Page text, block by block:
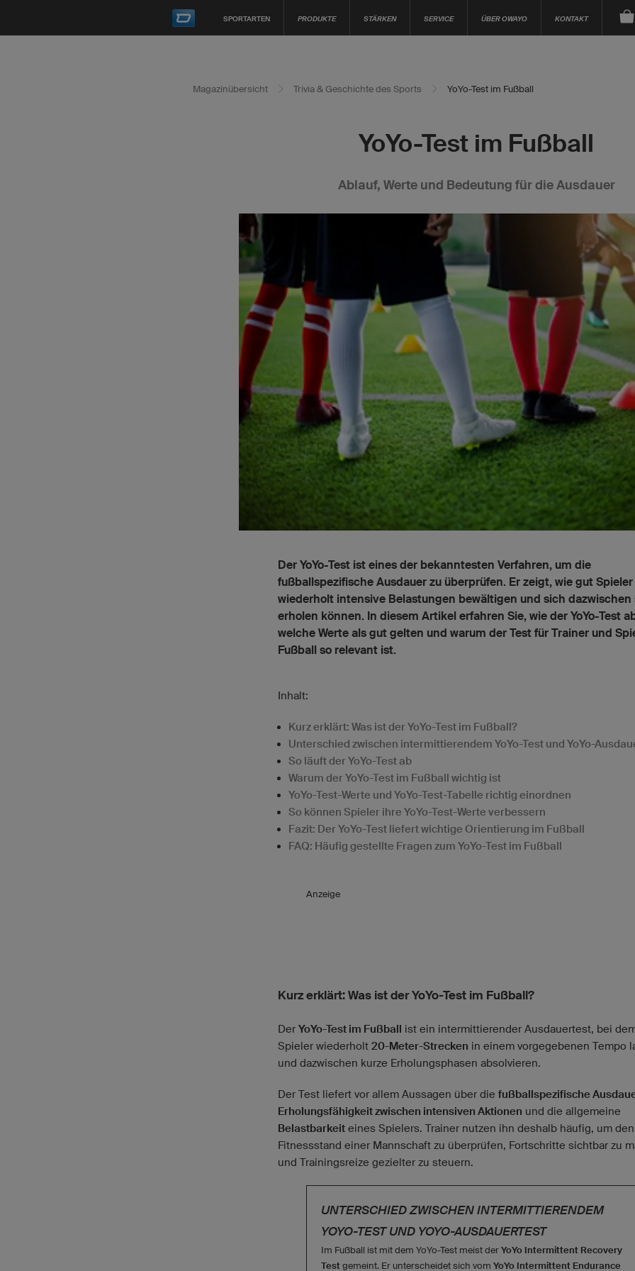
SPORTARTEN PRODUKTE STÄRKEN SERVICE ÜBER OWAYO KONTAKT
Magazinübersicht Trivia & Geschichte des Sports YoYo-Test im Fußball
YoYo-Test im Fußball
Ablauf, Werte und Bedeutung für die Ausdauer
Der YoYo-Test ist eines der bekanntesten Verfahren, um die
fußballspezifische Ausdauer zu überprüfen. Er zeigt, wie gut Spieler
wiederholt intensive Belastungen bewältigen und sich dazwischen
erholen können. In diesem Artikel erfahren Sie, wie der YoYo-Test
welche Werte als gut gelten und warum der Test für Trainer und
Fußball so relevant ist.
Inhalt:
Kurz erklärt: Was ist der YoYo-Test im Fußball?
Unterschied zwischen intermittierendem YoYo-Test und YoYo-
So läuft der YoYo-Test ab
Warum der YoYo-Test im Fußball wichtig ist
YoYo-Test-Werte und YoYo-Test-Tabelle richtig einordnen
So können Spieler ihre YoYo-Test-Werte verbessern
Fazit: Der YoYo-Test liefert wichtige Orientierung im Fußball
FAQ: Häufig gestellte Fragen zum YoYo-Test im Fußball
Anzeige
Kurz erklärt: Was ist der YoYo-Test im Fußball?
Der YoYo-Test im Fußball ist ein intermittierender Ausdauertest, bei
Spieler wiederholt 20-Meter-Strecken in einem vorgegebenen Tempo
und dazwischen kurze Erholungsphasen absolvieren.
Der Test liefert vor allem Aussagen über die fußballspezifische
Erholungsfähigkeit zwischen intensiven Aktionen und die allgemeine
Belastbarkeit eines Spielers. Trainer nutzen ihn deshalb häufig, um den
Fitnessstand einer Mannschaft zu überprüfen, Fortschritte sichtbar zu
und Trainingsreize gezielter zu steuern.
UNTERSCHIED ZWISCHEN INTERMITTIERENDEM
YOYO-TEST UND YOYO-AUSDAUERTEST
Im Fußball ist mit dem YoYo-Test meist der YoYo Intermittent Recovery
Test gemeint. Er unterscheidet sich vom YoYo Intermittent Endurance